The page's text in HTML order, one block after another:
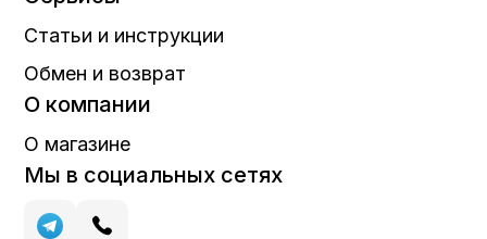
Статьи и инструкции
Обмен и возврат
О компании
О магазине
Мы в социальных сетях